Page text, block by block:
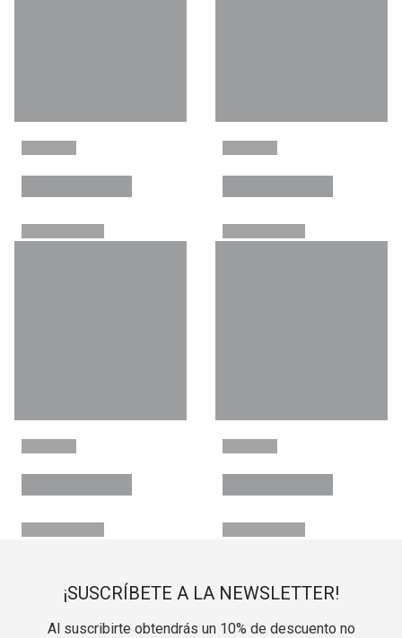
¡SUSCRÍBETE A LA NEWSLETTER!
Al suscribirte obtendrás un 10% de descuento no